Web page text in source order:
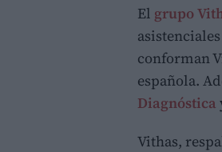
El grupo
conforman
española.
Diagnóstica
Vithas,